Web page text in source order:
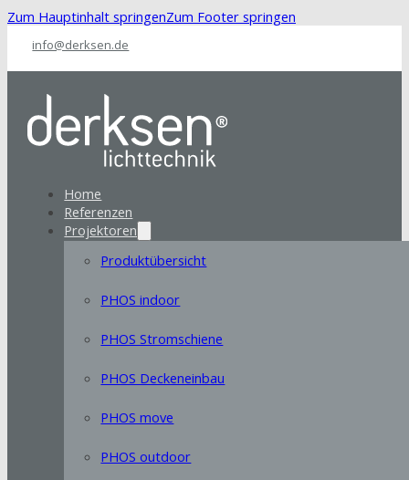
Zum Hauptinhalt springenZum Footer springen
info@derksen.de
Home
Referenzen
Projektoren
Produktübersicht
PHOS indoor
PHOS Stromschiene
PHOS Deckeneinbau
PHOS move
PHOS outdoor